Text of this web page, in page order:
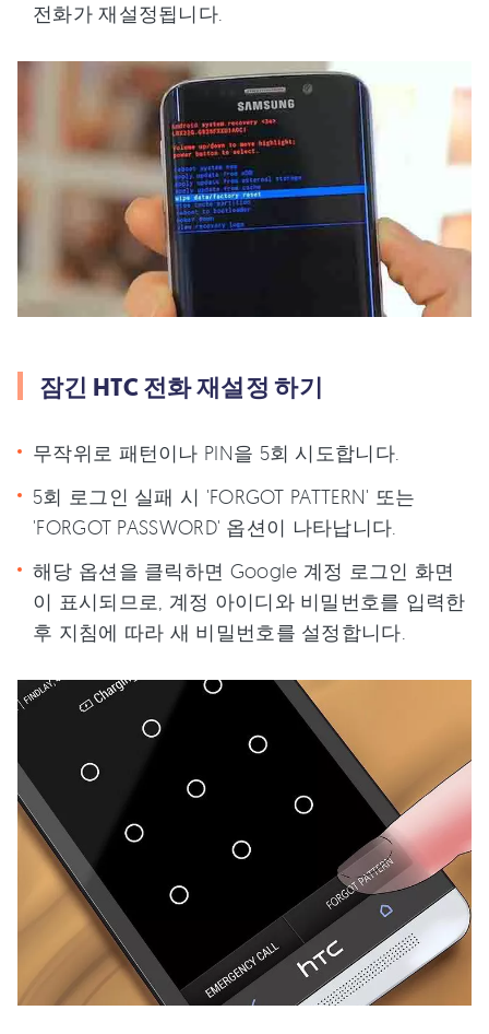
전화가 재설정됩니다.
잠긴 HTC 전화 재설정 하기
무작위로 패턴이나 PIN을 5회 시도합니다.
5회 로그인 실패 시 'FORGOT PATTERN' 또는
'FORGOT PASSWORD' 옵션이 나타납니다.
해당 옵션을 클릭하면 Google 계정 로그인 화면
이 표시되므로, 계정 아이디와 비밀번호를 입력한
후 지침에 따라 새 비밀번호를 설정합니다.